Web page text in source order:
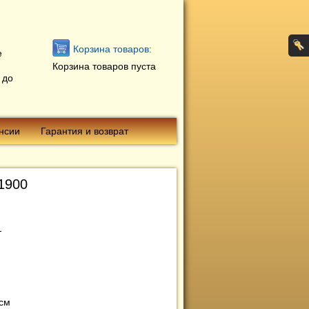
до
Корзина товаров:
Корзина товаров пуста
Гарантия и возврат